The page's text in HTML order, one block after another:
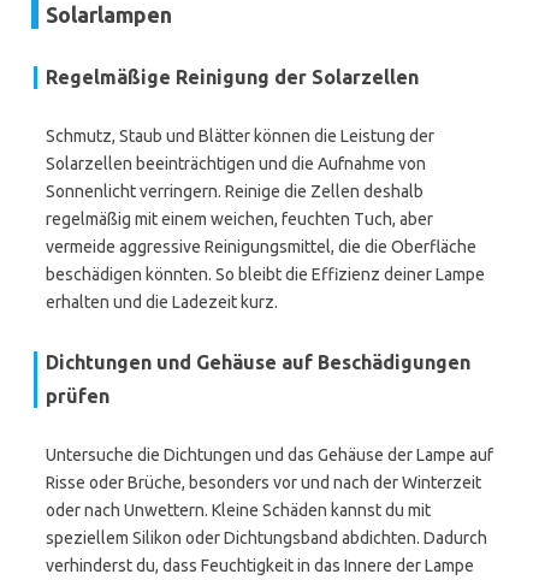
Solarlampen
Regelmäßige Reinigung der Solarzellen
Schmutz, Staub und Blätter können die Leistung der
Solarzellen beeinträchtigen und die Aufnahme von
Sonnenlicht verringern. Reinige die Zellen deshalb
regelmäßig mit einem weichen, feuchten Tuch, aber
vermeide aggressive Reinigungsmittel, die die Oberfläche
beschädigen könnten. So bleibt die Effizienz deiner Lampe
erhalten und die Ladezeit kurz.
Dichtungen und Gehäuse auf Beschädigungen
prüfen
Untersuche die Dichtungen und das Gehäuse der Lampe auf
Risse oder Brüche, besonders vor und nach der Winterzeit
oder nach Unwettern. Kleine Schäden kannst du mit
speziellem Silikon oder Dichtungsband abdichten. Dadurch
verhinderst du, dass Feuchtigkeit in das Innere der Lampe